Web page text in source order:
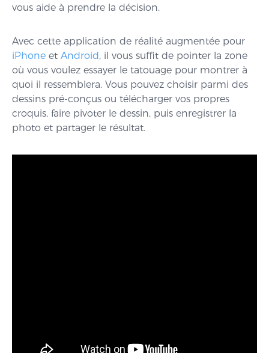
vous aide à prendre la décision.
Avec cette application de réalité augmentée pour
iPhone et Android , il vous suffit de pointer la zone
où vous voulez essayer le tatouage pour montrer à
quoi il ressemblera. Vous pouvez choisir parmi des
dessins pré-conçus ou télécharger vos propres
croquis, faire pivoter le dessin, puis enregistrer la
photo et partager le résultat.